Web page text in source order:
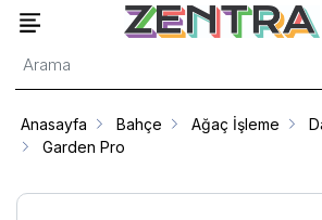
Anasayfa Bahçe Ağaç İşleme
Garden Pro